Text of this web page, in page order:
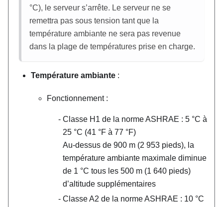
°C), le serveur s’arrête. Le serveur ne se
remettra pas sous tension tant que la
température ambiante ne sera pas revenue
dans la plage de températures prise en charge.
Température ambiante :
Fonctionnement :
Classe H1 de la norme ASHRAE : 5 °C à
25 °C (41 °F à 77 °F)
Au-dessus de 900 m (2 953 pieds), la
température ambiante maximale diminue
de 1 °C tous les 500 m (1 640 pieds)
d’altitude supplémentaires
Classe A2 de la norme ASHRAE : 10 °C